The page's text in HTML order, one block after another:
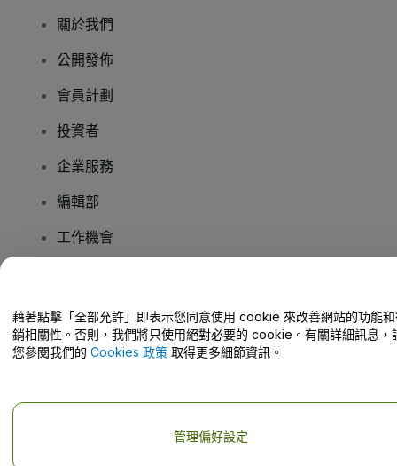
關於我們
公開發佈
會員計劃
投資者
企業服務
編輯部
工作機會
幫助中心 / 聯絡我們
公司詳情
藉著點擊「全部允許」即表示您同意使用 cookie 來改善網站的功能
銷相關性。否則，我們將只使用絕對必要的 cookie。有關詳細訊息，
您參閱我們的 Cookies 政策 取得更多細節資訊。
管理偏好設定